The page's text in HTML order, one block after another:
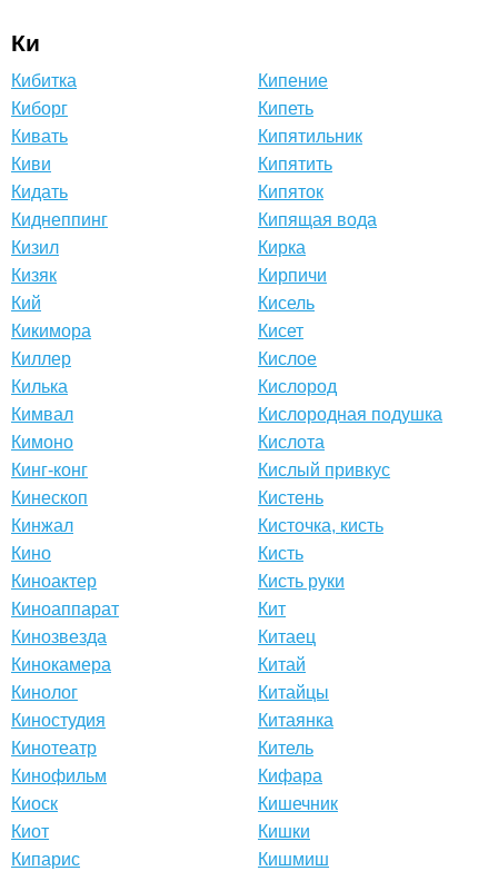
Ки
Кибитка
Киборг
Кивать
Киви
Кидать
Киднеппинг
Кизил
Кизяк
Кий
Кикимора
Киллер
Килька
Кимвал
Кимоно
Кинг-конг
Кинескоп
Кинжал
Кино
Киноактер
Киноаппарат
Кинозвезда
Кинокамера
Кинолог
Киностудия
Кинотеатр
Кинофильм
Киоск
Киот
Кипарис
Кипение
Кипеть
Кипятильник
Кипятить
Кипяток
Кипящая вода
Кирка
Кирпичи
Кисель
Кисет
Кислое
Кислород
Кислородная подушка
Кислота
Кислый привкус
Кистень
Кисточка, кисть
Кисть
Кисть руки
Кит
Китаец
Китай
Китайцы
Китаянка
Китель
Кифара
Кишечник
Кишки
Кишмиш